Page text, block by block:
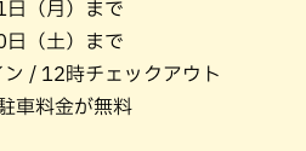
（月）まで
（土）まで
/ 12時チェックアウト
料金が無料